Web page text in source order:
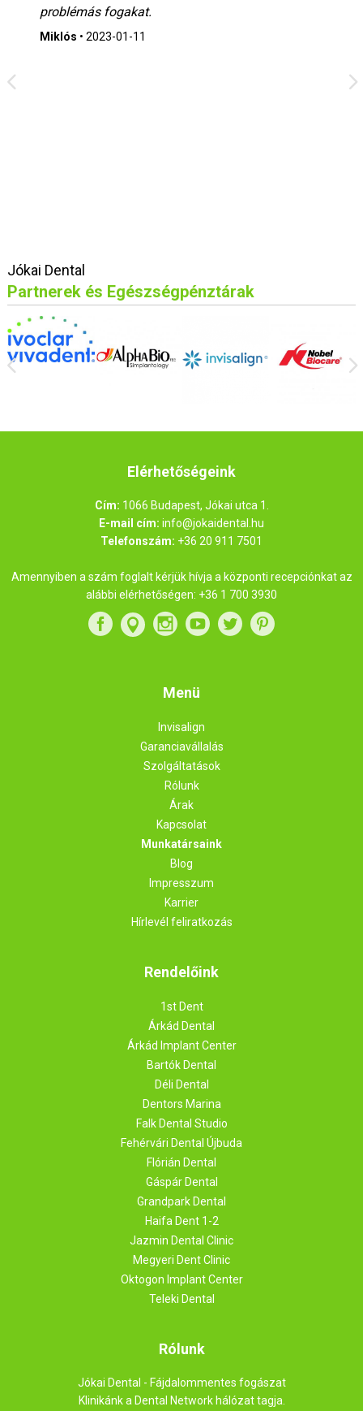
problémás fogakat.
Miklós • 2023-01-11
Jókai Dental
Partnerek és Egészségpénztárak
Elérhetőségeink
Cím: 1066 Budapest, Jókai utca 1.
E-mail cím: info@jokaidental.hu
Telefonszám: +36 20 911 7501
Amennyiben a szám foglalt kérjük hívja a központi recepciónkat az
alábbi elérhetőségen: +36 1 700 3930
Menü
Invisalign
Garanciavállalás
Szolgáltatások
Rólunk
Árak
Kapcsolat
Munkatársaink
Blog
Impresszum
Karrier
Hírlevél feliratkozás
Rendelőink
1st Dent
Árkád Dental
Árkád Implant Center
Bartók Dental
Déli Dental
Dentors Marina
Falk Dental Studio
Fehérvári Dental Újbuda
Flórián Dental
Gáspár Dental
Grandpark Dental
Haifa Dent 1-2
Jazmin Dental Clinic
Megyeri Dent Clinic
Oktogon Implant Center
Teleki Dental
Rólunk
Jókai Dental - Fájdalommentes fogászat
Klinikánk a Dental Network hálózat tagja.